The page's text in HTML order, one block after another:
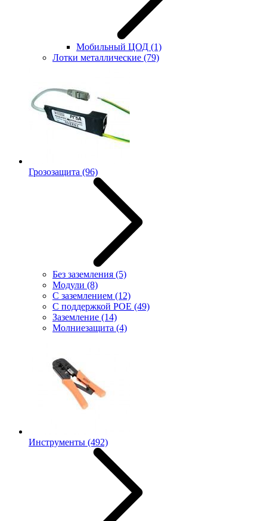
Мобильный ЦОД (1)
Лотки металлические (79)
Грозозащита (96)
Без заземления (5)
Модули (8)
С заземлением (12)
С поддержкой POE (49)
Заземление (14)
Молниезащита (4)
Инструменты (492)